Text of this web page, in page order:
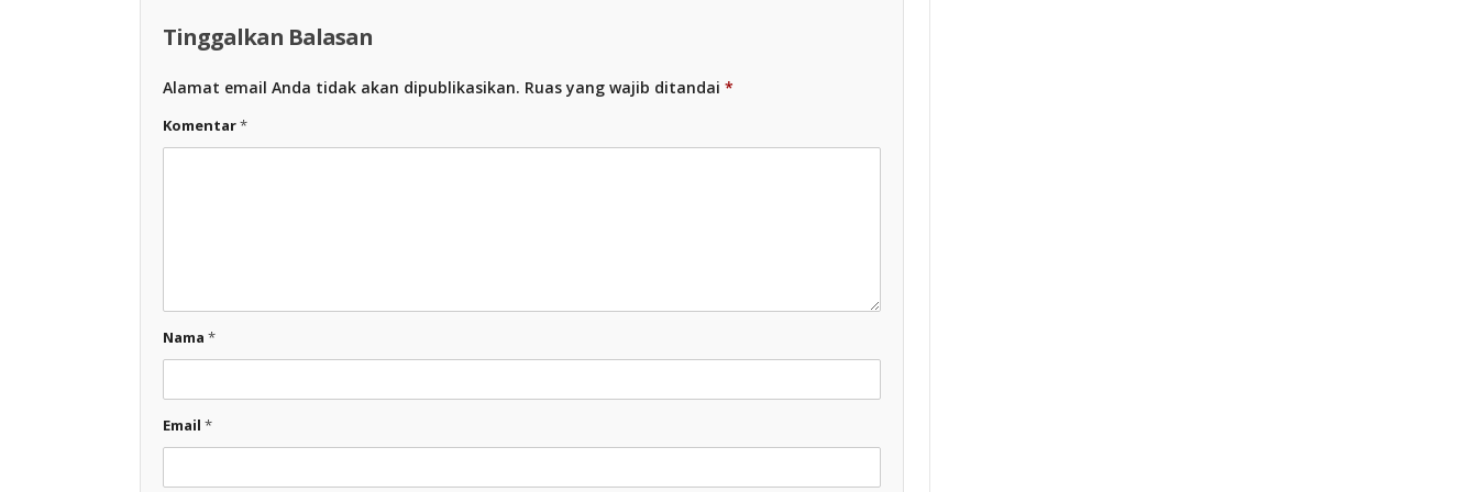
Tinggalkan Balasan
Alamat email Anda tidak akan dipublikasikan. Ruas yang wajib ditandai *
Komentar*
Nama *
Email *